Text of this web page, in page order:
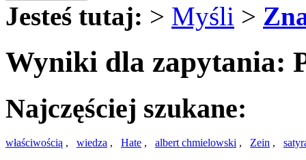
Jesteś tutaj: > Myśli >
Wyniki dla zapytania:
Najczęściej szukane:
właściwością , wiedza , Hate , albert chmielowski , Zein ,